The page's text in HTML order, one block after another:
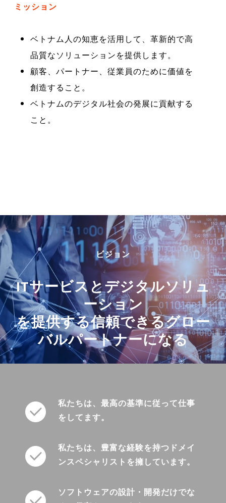
ミッション
ベトナム人の知恵を活用して、革新的で高
品質なソリューションを提供します。
顧客、パートナー、従業員のために価値を
創造すること。
ベトナムのデジタル社会の発展に貢献する
こと。
ビジョン
ITサービスとデジタルソリュ
ーション
を提供する信頼できるグロー
バルパートナーになる
私たちは、最高の基準に従って仕事
をしてます。
私たちは、豊富な経験を持つドメイ
ンスペシャリストを擁しています。
ソフトウェアの設計・開発だけでな